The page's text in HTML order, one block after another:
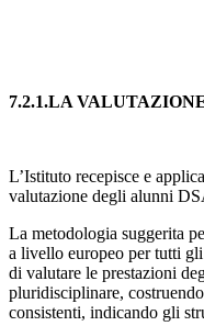
7.2.1.LA
L’Istituto recepisce e
valutazione degli alunni
La metodologia suggerita
a livello europeo per tutti
di valutare le prestazioni
pluridisciplinare,
consistenti, indicando gli